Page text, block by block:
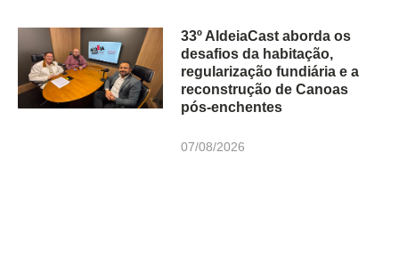
33º AldeiaCast aborda os
desafios da habitação,
regularização fundiária e a
reconstrução de Canoas
pós-enchentes
07/08/2026